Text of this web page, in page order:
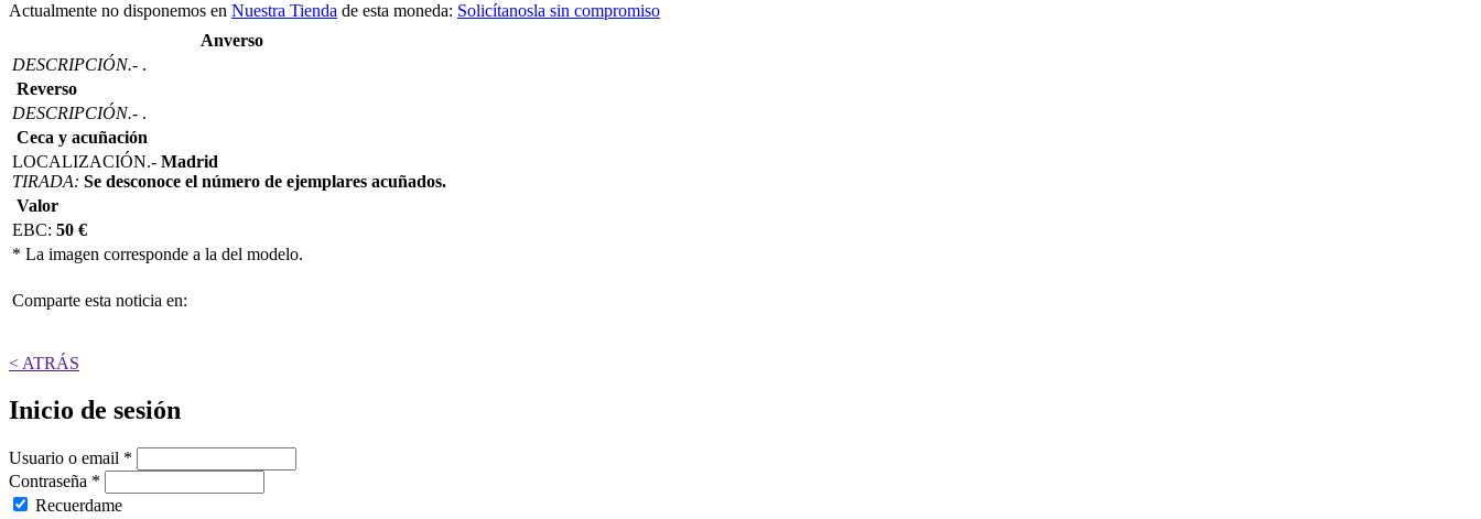
Actualmente no disponemos en Nuestra Tienda de esta moneda: Solicítanosla sin compromiso
Anverso
DESCRIPCIÓN.- .
Reverso
DESCRIPCIÓN.- .
Ceca y acuñación
LOCALIZACIÓN.- Madrid
TIRADA: Se desconoce el número de ejemplares acuñados.
Valor
EBC: 50 €
* La imagen corresponde a la del modelo.
Comparte esta noticia en:
< ATRÁS
Inicio de sesión
Usuario o email *
Contraseña *
Recuerdame